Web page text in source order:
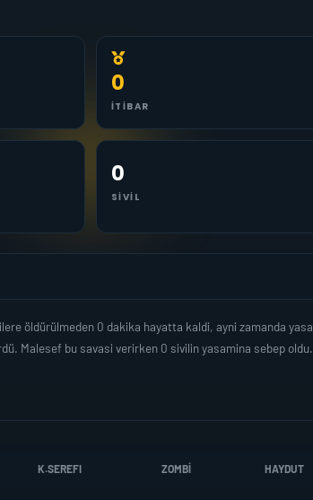
0
İTIBAR
0
SIVIL
öldürülmeden 0 dakika hayatta kaldi, ayni zamanda
Malesef bu savasi verirken 0 sivilin yasamina sebep
K.SEREFI ZOMBI HAYDUT